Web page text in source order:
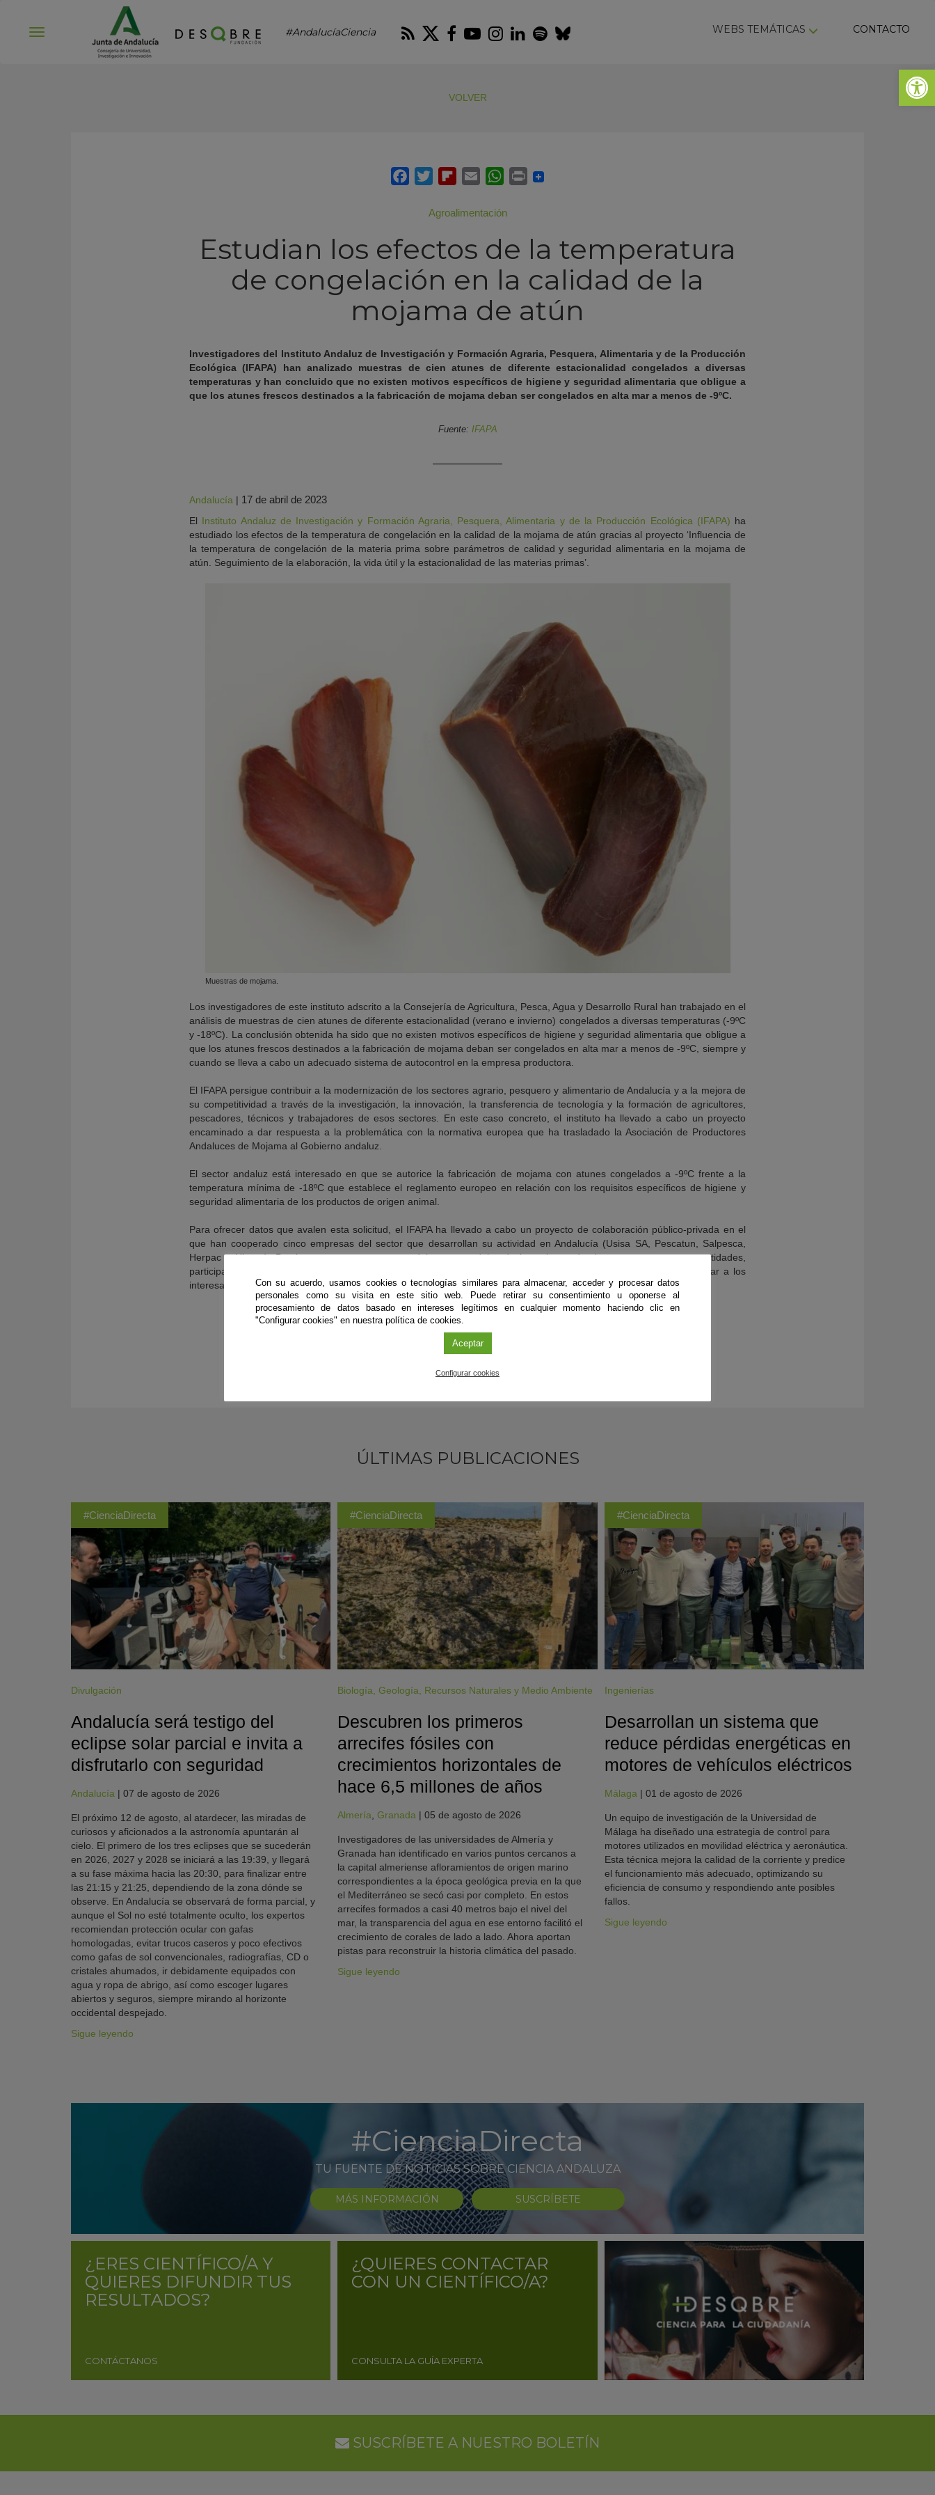
Abrir
#AndalucíaCiencia RSS Twitter
Facebook
Youtube
Instagram
LinkedIn
Spotify
Bluesky WEBS TEMÁTICAS CONTACTO
VOLVER
Agroalimentación
Estudian los efectos de la temperatura
de congelación en la calidad de la
mojama de atún
Investigadores del Instituto Andaluz de Investigación y Formación Agraria, Pesquera, Alimentaria y de la Producción
Ecológica (IFAPA) han analizado muestras de cien atunes de diferente estacionalidad congelados a diversas
temperaturas y han concluido que no existen motivos específicos de higiene y seguridad alimentaria que obligue a
que los atunes frescos destinados a la fabricación de mojama deban ser congelados en alta mar a menos de -9ºC.
Fuente: IFAPA
Andalucía | 17 de abril de 2023
El Instituto Andaluz de Investigación y Formación Agraria, Pesquera, Alimentaria y de la Producción Ecológica (IFAPA) ha
estudiado los efectos de la temperatura de congelación en la calidad de la mojama de atún gracias al proyecto ‘Influencia de
la temperatura de congelación de la materia prima sobre parámetros de calidad y seguridad alimentaria en la mojama de
atún. Seguimiento de la elaboración, la vida útil y la estacionalidad de las materias primas’.
Muestras de mojama.
Los investigadores de este instituto adscrito a la Consejería de Agricultura, Pesca, Agua y Desarrollo Rural han trabajado en el
análisis de muestras de cien atunes de diferente estacionalidad (verano e invierno) congelados a diversas temperaturas (-9ºC
y -18ºC). La conclusión obtenida ha sido que no existen motivos específicos de higiene y seguridad alimentaria que obligue a
que los atunes frescos destinados a la fabricación de mojama deban ser congelados en alta mar a menos de -9ºC, siempre y
cuando se lleva a cabo un adecuado sistema de autocontrol en la empresa productora.
El IFAPA persigue contribuir a la modernización de los sectores agrario, pesquero y alimentario de Andalucía y a la mejora de
su competitividad a través de la investigación, la innovación, la transferencia de tecnología y la formación de agricultores,
pescadores, técnicos y trabajadores de esos sectores. En este caso concreto, el instituto ha llevado a cabo un proyecto
encaminado a dar respuesta a la problemática con la normativa europea que ha trasladado la Asociación de Productores
Andaluces de Mojama al Gobierno andaluz.
El sector andaluz está interesado en que se autorice la fabricación de mojama con atunes congelados a -9ºC frente a la
temperatura mínima de -18ºC que establece el reglamento europeo en relación con los requisitos específicos de higiene y
seguridad alimentaria de los productos de origen animal.
Para ofrecer datos que avalen esta solicitud, el IFAPA ha llevado a cabo un proyecto de colaboración público-privada en el
que han cooperado cinco empresas del sector que desarrollan su actividad en Andalucía (Usisa SA, Pescatun, Salpesca,
Herpac y Ubago). Precisamente, representantes del sector andaluz de la mojama, donde se enmarcan estas entidades,
participaron recientemente en una jornada de transferencia de conocimientos organizada por el IFAPA para facilitar a los
interesados los resultados de este proyecto.
ÚLTIMAS PUBLICACIONES
#CienciaDirecta
Divulgación
Andalucía será testigo del
eclipse solar parcial e invita a
disfrutarlo con seguridad
Andalucía | 07 de agosto de 2026
El próximo 12 de agosto, al atardecer, las miradas de
curiosos y aficionados a la astronomía apuntarán al
cielo. El primero de los tres eclipses que se sucederán
en 2026, 2027 y 2028 se iniciará a las 19:39, y llegará
a su fase máxima hacia las 20:30, para finalizar entre
las 21:15 y 21:25, dependiendo de la zona dónde se
observe. En Andalucía se observará de forma parcial, y
aunque el Sol no esté totalmente oculto, los expertos
recomiendan protección ocular con gafas
homologadas, evitar trucos caseros y poco efectivos
como gafas de sol convencionales, radiografías, CD o
cristales ahumados, ir debidamente equipados con
agua y ropa de abrigo, así como escoger lugares
abiertos y seguros, siempre mirando al horizonte
occidental despejado.
Sigue leyendo
#CienciaDirecta
Biología,Geología, Recursos Naturales y Medio Ambiente
Descubren los primeros
arrecifes fósiles con
crecimientos horizontales de
hace 6,5 millones de años
Almería,Granada |05 de agosto de 2026
Investigadores de las universidades de Almería y
Granada han identificado en varios puntos cercanos a
la capital almeriense afloramientos de origen marino
correspondientes a la época geológica previa en la que
el Mediterráneo se secó casi por completo. En estos
arrecifes formados a casi 40 metros bajo el nivel del
mar, la transparencia del agua en ese entorno facilitó el
crecimiento de corales de lado a lado. Ahora aportan
pistas para reconstruir la historia climática del pasado.
Sigue leyendo
#CienciaDirecta
Ingenierías
Desarrollan un sistema que
reduce pérdidas energéticas en
motores de vehículos eléctricos
Málaga| 01 de agosto de 2026
Un equipo de investigación de la Universidad de
Málaga ha diseñado una estrategia de control para
motores utilizados en movilidad eléctrica y aeronáutica.
Esta técnica mejora la calidad de la corriente y predice
el funcionamiento más adecuado, optimizando su
eficiencia de consumo y respondiendo ante posibles
fallos.
Sigue leyendo
#CienciaDirecta
TU FUENTE DE NOTICIAS SOBRE CIENCIA ANDALUZA
MÁS INFORMACIÓN SUSCRÍBETE
¿ERES CIENTÍFICO/A Y
QUIERES DIFUNDIR TUS
RESULTADOS?
CONTÁCTANOS
¿QUIERES CONTACTAR
CON UN CIENTÍFICO/A?
CONSULTA LA GUÍA EXPERTA
SUSCRÍBETE A NUESTRO BOLETÍN
Con su acuerdo, usamos cookies o tecnologías similares para almacenar, acceder y procesar datos
personales como su visita en este sitio web. Puede retirar su consentimiento u oponerse al
procesamiento de datos basado en intereses legítimos en cualquier momento haciendo clic en
"Configurar cookies" en nuestra política de cookies.
Aceptar
Configurar cookies